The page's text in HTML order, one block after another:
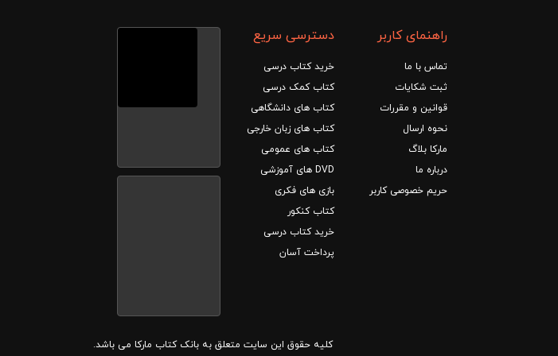
راهنمای کاربر
تماس با ما
ثبت شکایات
قوانین و مقررات
نحوه ارسال
مارکا بلاگ
درباره ما
حریم خصوصی کاربر
دسترسی سریع
خرید کتاب درسی
کتاب کمک درسی
کتاب های دانشگاهی
کتاب های زبان خارجی
کتاب های عمومی
DVD های آموزشی
بازی های فکری
کتاب کنکور
خرید کتاب درسی
پرداخت آسان
کلیه حقوق این سایت متعلق به بانک کتاب مارکا می باشد.